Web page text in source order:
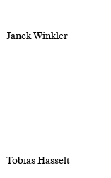
Janek Winkler
Tobias Hasselt